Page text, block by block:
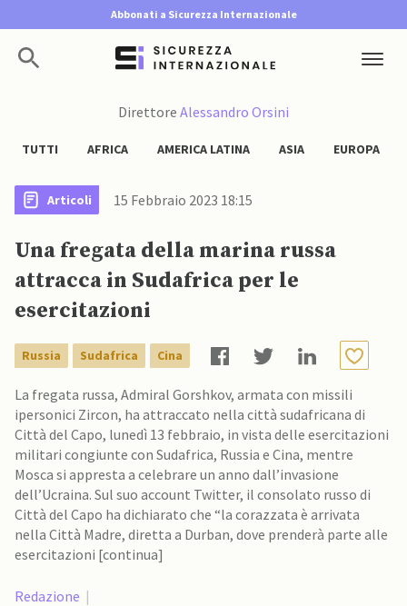
Abbonati a Sicurezza Internazionale
Direttore Alessandro Orsini
TUTTI AFRICA AMERICA LATINA ASIA EUROPA
Articoli 15 Febbraio 2023 18:15
Una fregata della marina russa
attracca in Sudafrica per le
esercitazioni
Russia Sudafrica Cina
La fregata russa, Admiral Gorshkov, armata con missili
ipersonici Zircon, ha attraccato nella città sudafricana di
Città del Capo, lunedì 13 febbraio, in vista delle esercitazioni
militari congiunte con Sudafrica, Russia e Cina, mentre
Mosca si appresta a celebrare un anno dall’invasione
dell’Ucraina. Sul suo account Twitter, il consolato russo di
Città del Capo ha dichiarato che “la corazzata è arrivata
nella Città Madre, diretta a Durban, dove prenderà parte alle
esercitazioni [continua]
Redazione |